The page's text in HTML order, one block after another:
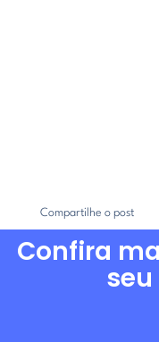
Compartilhe o post
Confira